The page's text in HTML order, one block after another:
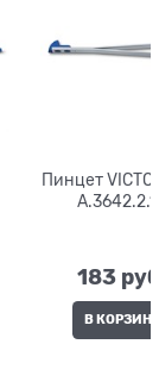
Пинцет
183
В КОРЗИНУ